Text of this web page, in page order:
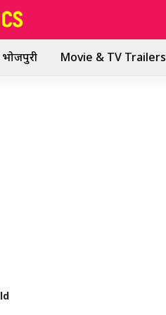
भोजपुरी Movie & TV Trailers